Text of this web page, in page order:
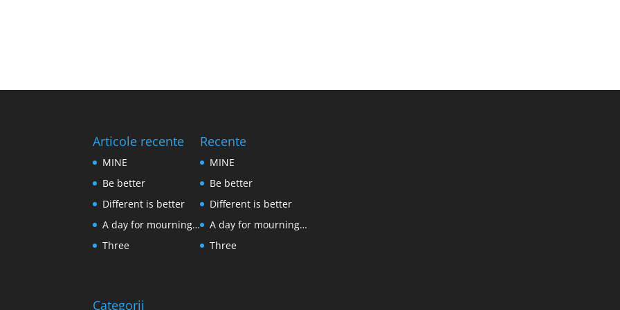
Articole recente
MINE
Be better
Different is better
A day for mourning…
Three
Recente
MINE
Be better
Different is better
A day for mourning…
Three
Categorii